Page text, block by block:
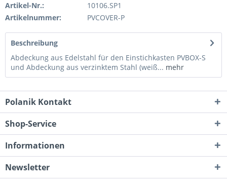
Artikel-Nr.:
10106.SP1
Artikelnummer:
PVCOVER-P
Beschreibung
Abdeckung aus Edelstahl für den Einstichkasten PVBOX-S
und Abdeckung aus verzinktem Stahl (weiß... mehr
Polanik Kontakt
Shop-Service
Informationen
Newsletter